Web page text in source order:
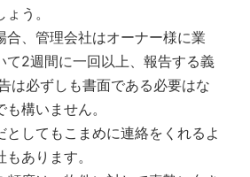
う。
合、管理会社はオーナー様に業
て2週間に一回以上、報告する義
は必ずしも書面である必要はな
構いません。
としてもこまめに連絡をくれるよ
あります。